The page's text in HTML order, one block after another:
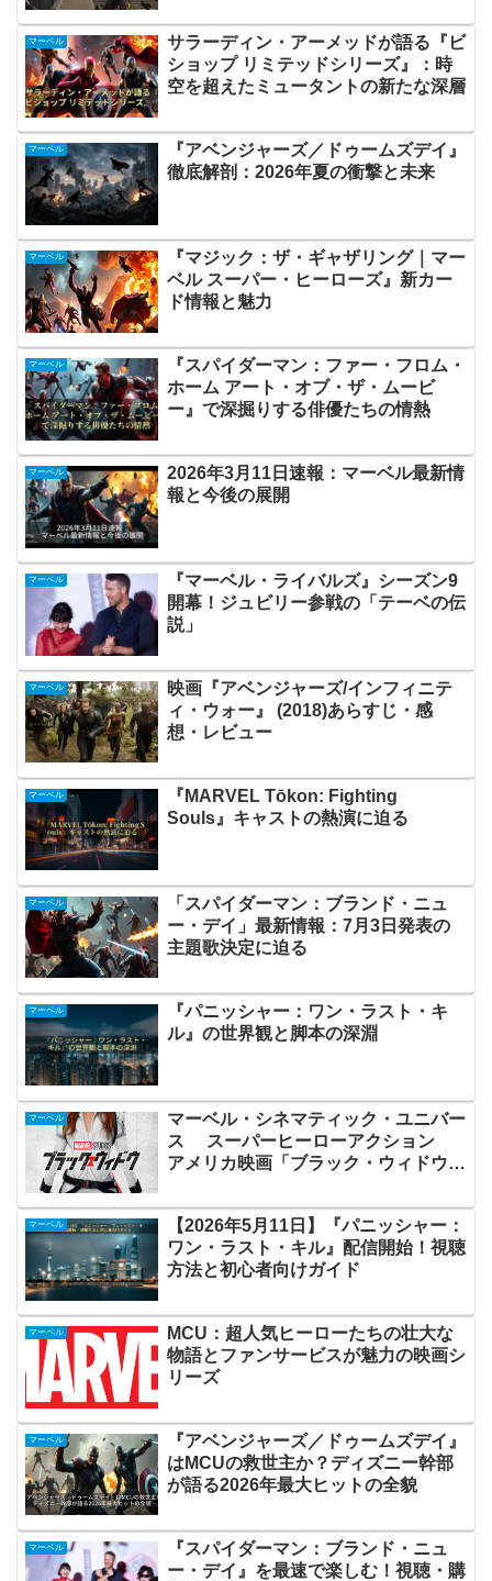
マーベル
サラーディン・アーメッドが語る『ビ
ショップ リミテッドシリーズ』：時
空を超えたミュータントの新たな深層
マーベル
『アベンジャーズ／ドゥームズデイ』
徹底解剖：2026年夏の衝撃と未来
マーベル
『マジック：ザ・ギャザリング｜マー
ベル スーパー・ヒーローズ』新カー
ド情報と魅力
マーベル
『スパイダーマン：ファー・フロム・
ホーム アート・オブ・ザ・ムービ
ー』で深掘りする俳優たちの情熱
マーベル
2026年3月11日速報：マーベル最新情
報と今後の展開
マーベル
『マーベル・ライバルズ』シーズン9
開幕！ジュビリー参戦の「テーベの伝
説」
マーベル
映画『アベンジャーズ/インフィニテ
ィ・ウォー』 (2018)あらすじ・感
想・レビュー
マーベル
『MARVEL Tōkon: Fighting
Souls』キャストの熱演に迫る
マーベル
「スパイダーマン：ブランド・ニュ
ー・デイ」最新情報：7月3日発表の
主題歌決定に迫る
マーベル
『パニッシャー：ワン・ラスト・キ
ル』の世界観と脚本の深淵
マーベル
マーベル・シネマティック・ユニバー
ス スーパーヒーローアクション
アメリカ映画「ブラック・ウィドウ」
マーベル
【2026年5月11日】『パニッシャー：
ワン・ラスト・キル』配信開始！視聴
方法と初心者向けガイド
マーベル
MCU：超人気ヒーローたちの壮大な
物語とファンサービスが魅力の映画シ
リーズ
マーベル
『アベンジャーズ／ドゥームズデイ』
はMCUの救世主か？ディズニー幹部
が語る2026年最大ヒットの全貌
マーベル
『スパイダーマン：ブランド・ニュ
ー・デイ』を最速で楽しむ！視聴・購